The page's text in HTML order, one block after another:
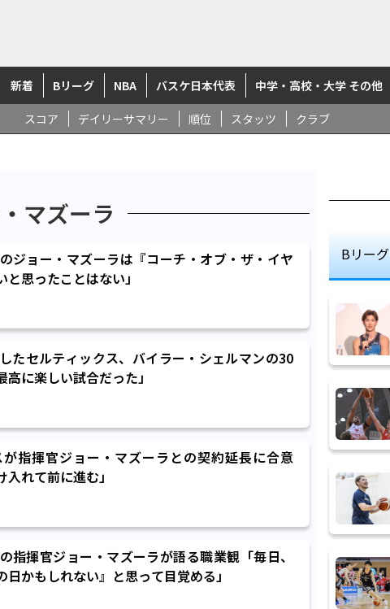
新着 Bリーグ NBA バスケ日本代表 中学・高校・大学 その他
スコア デイリーサマリー 順位 スタッツ
クラブ
マズーラ
ジョー・マズーラは『コーチ・オブ・ザ・イヤ
思ったことはない」
たセルティックス、バイラー・シェルマンの30
に楽しい試合だった」
が指揮官ジョー・マズーラとの契約延長に合意
入れて前に進む」
指揮官ジョー・マズーラが語る職業観「毎日、
日かもしれない』と思って目覚める」
Bリーグ